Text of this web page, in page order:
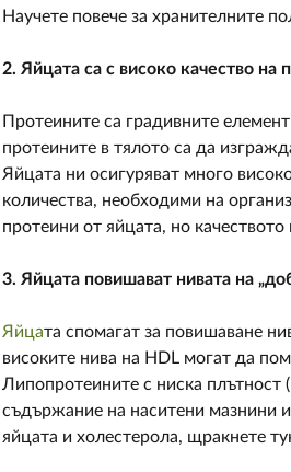
Научете повече за хранителните
2. Яйцата са с високо качество на
Протеините са градивните
протеините в тялото са да
Яйцата ни осигуряват много
количества, необходими на
протеини от яйцата, но
3. Яйцата повишават нивата на
Яйцата спомагат за повишаване
високите нива на HDL могат да
Липопротеините с ниска плътност
съдържание на наситени мазнини
яйцата и холестерола, щракнете